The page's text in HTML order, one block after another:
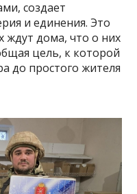
создает
и единения. Это
ждут дома, что о них
цель, к которой
до простого жителя